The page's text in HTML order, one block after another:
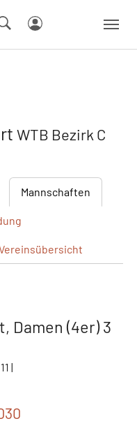
WTB Bezirk C
Mannschaften
Damen (4er) 3
|